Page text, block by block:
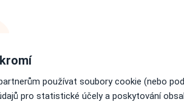
používat soubory cookie (nebo
pro statistické účely a poskytování